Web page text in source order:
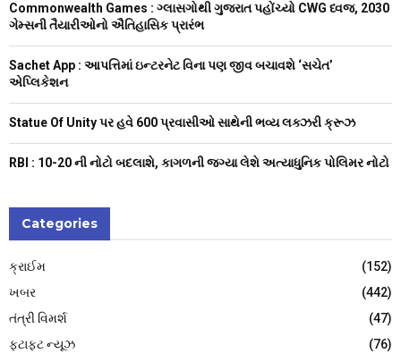
C
Commonwealth Games : ગ્લાસગોથી ગુજરાત પહોંચ્યો CWG ધ્વજ, 2030
ગેમ્સની તૈયારીઓનો ઐતિહાસિક પ્રારંભ
Sachet App : આપત્તિમાં ઇન્ટરનેટ વિના પણ જીવ બચાવશે ‘સચેત’
એપ્લિકેશન
Statue Of Unity પર હવે 600 પ્રવાસીઓ સાથેની ભવ્ય લક્ઝરી ક્રૂઝ
RBI : ₹10-20 ની નોટો બદલાશે, કાગળની જગ્યા લેશે અત્યાધુનિક પોલિમર નોટો
Categories
ક્રાઈમ
(152)
ખબર
(442)
તંત્રી વિમર્શ
(47)
ફટાફટ ન્યૂઝ
(76)